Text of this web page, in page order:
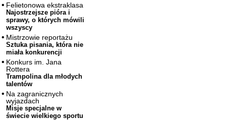
Felietonowa ekstraklasa
Najostrzejsze pióra i
sprawy, o których mówili
wszyscy
Mistrzowie reportażu
Sztuka pisania, która nie
miała konkurencji
Konkurs im. Jana
Rottera
Trampolina dla młodych
talentów
Na zagranicznych
wyjazdach
Misje specjalne w
świecie wielkiego sportu